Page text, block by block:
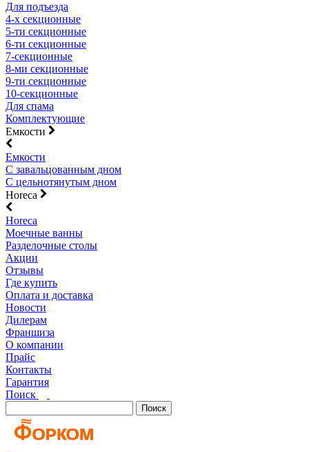
Для подъезда
4-х секционные
5-ти секционные
6-ти секционные
7-секционные
8-ми секционные
9-ти секционные
10-секционные
Для спама
Комплектующие
Емкости
Емкости
С завальцованным дном
С цельнотянутым дном
Horeca
Horeca
Моечные ванны
Разделочные столы
Акции
Отзывы
Где купить
Оплата и доставка
Новости
Дилерам
Франшиза
О компании
Прайс
Контакты
Гарантия
Поиск
Поиск